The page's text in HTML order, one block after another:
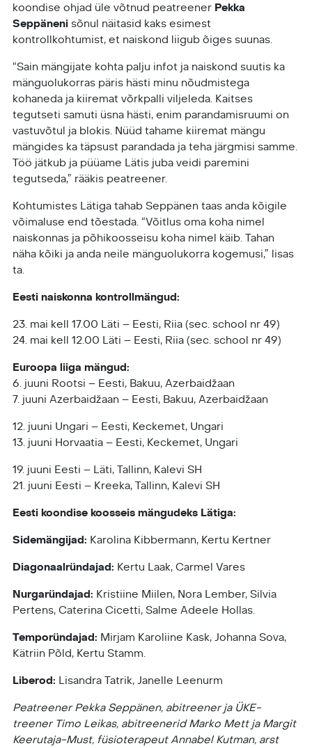
koondise ohjad üle võtnud peatreener Pekka
Seppänenisõnul näitasid kaks esimest
kontrollkohtumist, et naiskond liigub õiges suunas.
“Sain mängijate kohta palju infot ja naiskond suutis ka
mänguolukorras päris hästi minu nõudmistega
kohaneda ja kiiremat võrkpalli viljeleda. Kaitses
tegutseti samuti üsna hästi, enim parandamisruumi on
vastuvõtul ja blokis. Nüüd tahame kiiremat mängu
mängides ka täpsust parandada ja teha järgmisi samme.
Töö jätkub ja püüame Lätis juba veidi paremini
tegutseda,” rääkis peatreener.
Kohtumistes Lätiga tahab Seppänen taas anda kõigile
võimaluse end tõestada. “Võitlus oma koha nimel
naiskonnas ja põhikoosseisu koha nimel käib. Tahan
näha kõiki ja anda neile mänguolukorra kogemusi,” lisas
ta.
Eesti naiskonna kontrollmängud:
23. mai kell 17.00 Läti – Eesti, Riia (sec. school nr 49)
24. mai kell 12.00 Läti – Eesti, Riia (sec. school nr 49)
Euroopa liiga mängud:
6. juuni Rootsi – Eesti, Bakuu, Azerbaidžaan
7. juuni Azerbaidžaan – Eesti, Bakuu, Azerbaidžaan
12. juuni Ungari – Eesti, Keckemet, Ungari
13. juuni Horvaatia – Eesti, Keckemet, Ungari
19. juuni Eesti – Läti, Tallinn, Kalevi SH
21. juuni Eesti – Kreeka, Tallinn, Kalevi SH
Eesti koondise koosseis mängudeks Lätiga:
Sidemängijad: Karolina Kibbermann, Kertu Kertner
Diagonaalründajad: Kertu Laak, Carmel Vares
Nurgaründajad: Kristiine Miilen, Nora Lember, Silvia
Pertens, Caterina Cicetti, Salme Adeele Hollas.
Temporündajad: Mirjam Karoliine Kask, Johanna Sova,
Kätriin Põld, Kertu Stamm.
Liberod: Lisandra Tatrik, Janelle Leenurm
Peatreener Pekka Seppänen, abitreener ja ÜKE-
treener Timo Leikas, abitreenerid Marko Mett ja Margit
Keerutaja-Must, füsioterapeut Annabel Kutman, arst